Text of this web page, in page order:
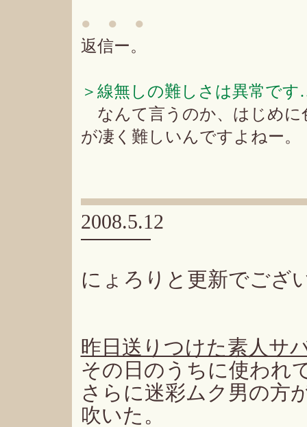
● ● ●
返信ー。
＞線無しの難しさは異常で
なんて言うのか、はじめに
が凄く難しいんですよねー。
2008.5.12
にょろりと更新でござ
昨日送りつけた素人サ
その日のうちに使われ
さらに迷彩ムク男の方
吹いた。